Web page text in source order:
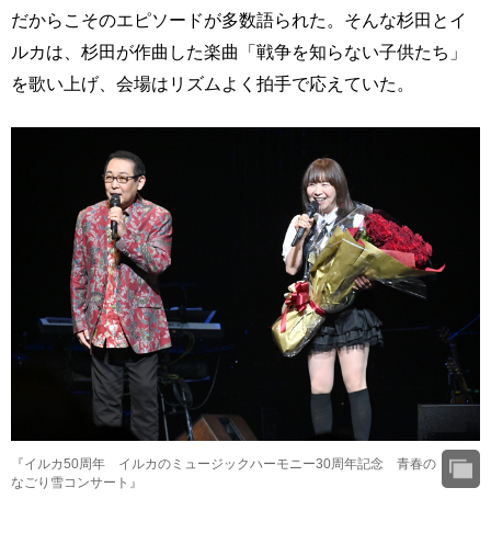
だからこそのエピソードが多数語られた。そんな杉田とイ
ルカは、杉田が作曲した楽曲「戦争を知らない子供たち」
を歌い上げ、会場はリズムよく拍手で応えていた。
『イルカ50周年 イルカのミュージックハーモニー30周年記念 青春の
なごり雪コンサート』